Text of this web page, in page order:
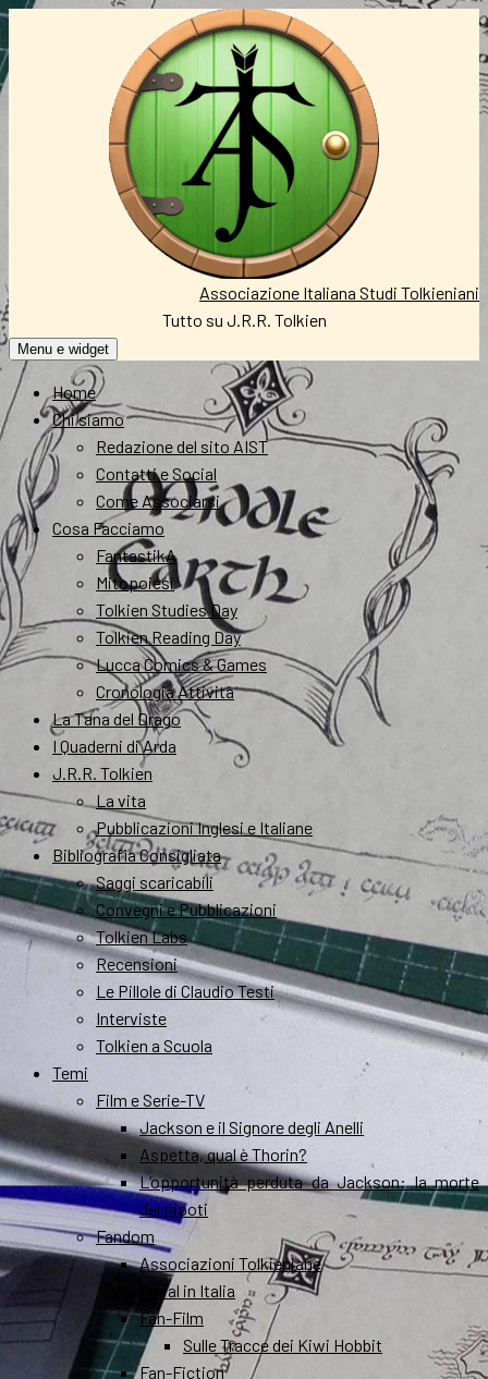
Vai
al
contenuto
Associazione Italiana Studi Tolkieniani
Tutto su J.R.R. Tolkien
Menu e widget
Home
Chi siamo
Redazione del sito AIST
Contatti e Social
Come Associarsi
Cosa Facciamo
FantastikA
Mitopoiesi
Tolkien Studies Day
Tolkien Reading Day
Lucca Comics & Games
Cronologia Attività
La Tana del Drago
I Quaderni di Arda
J.R.R. Tolkien
La vita
Pubblicazioni Inglesi e Italiane
Bibliografia Consigliata
Saggi scaricabili
Convegni e Pubblicazioni
Tolkien Labs
Recensioni
Le Pillole di Claudio Testi
Interviste
Tolkien a Scuola
Temi
Film e Serie-TV
Jackson e il Signore degli Anelli
Aspetta, qual è Thorin?
L’opportunità perduta da Jackson: la morte
dei nipoti
Fandom
Associazioni Tolkieniane
Smial in Italia
Fan-Film
Sulle Tracce dei Kiwi Hobbit
Fan-Fiction